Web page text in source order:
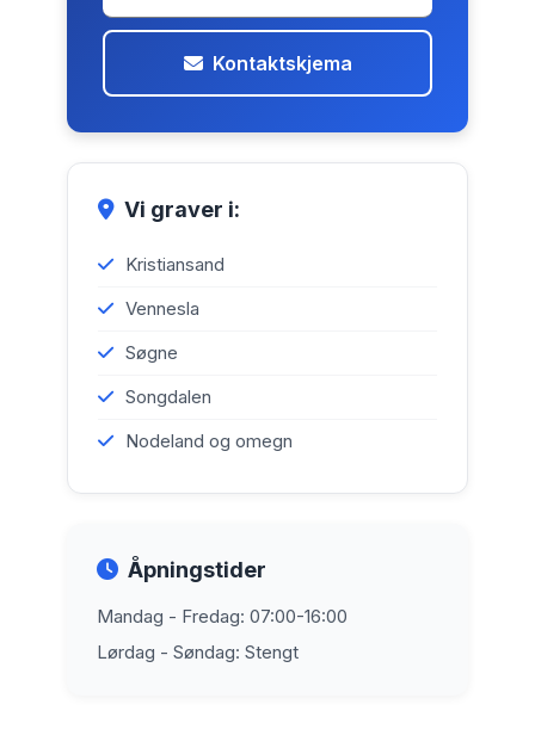
Kontaktskjema
Vi graver i:
Kristiansand
Vennesla
Søgne
Songdalen
Nodeland og omegn
Åpningstider
Mandag - Fredag: 07:00-16:00
Lørdag - Søndag: Stengt